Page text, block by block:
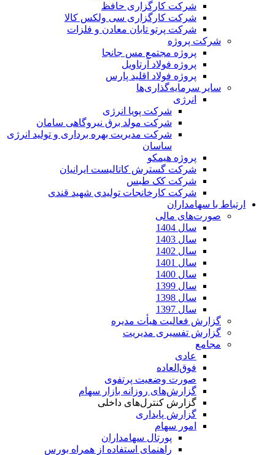
شرکت کارگزاری حافظ
شرکت کارگزاری سی ولکس کالا
شرکت پرتو تابان معادن و فلزات
شرکت پروژه
پروژه مجتمع مس جانجا
پروژه فولاد آرتاویل
پروژه فولاد اقلید پارس
سایر سرمایه‌گذاری‌ها
انرژی
شرکت پویا انرژی
شرکت مولد برق نیروگاهی سامان
شرکت مدیریت بهره برداری و تولید انرژی
ساسان
پروژه هیمکو
شرکت گسترش کاتالیست ایرانیان
شرکت کک طبس
شرکت کارخانجات تولیدی شهید قندی
ارتباط با سهامداران
صورت‌های مالی
سال 1404
سال 1403
سال 1402
سال 1401
سال 1400
سال 1399
سال 1398
سال 1397
گزارش فعالیت هیأت مدیره
گزارش تفسیری مدیریت
مجامع
عادی
فوق‌العاده
صورت وضعیت پرتفوی
گزارش‌های روزانه بازار سهام
گزارش کنترل‌های داخلی
گزارش پایداری
امور سهام
پورتال سهامداران
راهنمای استفاده از همراه بورس